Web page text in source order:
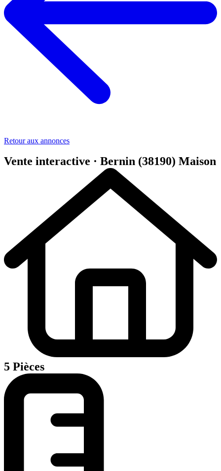
Retour aux annonces
Vente interactive · Bernin (38190) Maison
5 Pièces